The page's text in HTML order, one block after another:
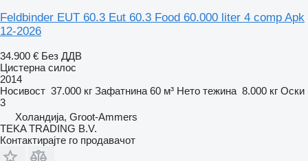
Feldbinder EUT 60.3 Eut 60.3 Food 60.000 liter 4 comp Apk
12-2026
34.900 € Без ДДВ
Цистерна силос
2014
Носивост 37.000 кг Зафатнина 60 м³ Нето тежина 8.000 кг Оски
3
Холандија, Groot-Ammers
TEKA TRADING B.V.
Контактирајте го продавачот